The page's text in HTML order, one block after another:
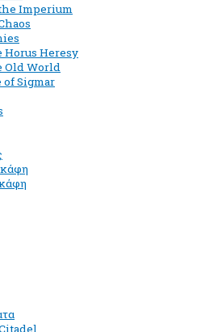
Imperium
Horus Heresy
Old World
of Sigmar